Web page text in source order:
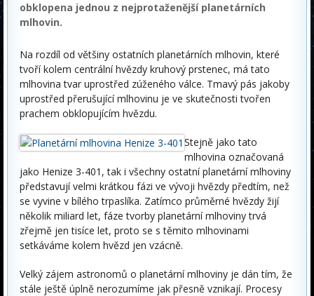
obklopena jednou z nejprotaženější planetárních
mlhovin.
Na rozdíl od většiny ostatních planetárních mlhovin, které
tvoří kolem centrální hvězdy kruhový prstenec, má tato
mlhovina tvar uprostřed zúženého válce. Tmavý pás jakoby
uprostřed přerušující mlhovinu je ve skutečnosti tvořen
prachem obklopujícím hvězdu.
Stejně jako tato
mlhovina označovaná
jako Henize 3-401, tak i všechny ostatní planetární mlhoviny
představují velmi krátkou fázi ve vývoji hvězdy předtím, než
se vyvine v bílého trpaslíka. Zatímco průměrné hvězdy žijí
několik miliard let, fáze tvorby planetární mlhoviny trvá
zřejmě jen tisíce let, proto se s těmito mlhovinami
setkáváme kolem hvězd jen vzácně.
Velký zájem astronomů o planetární mlhoviny je dán tím, že
stále ještě úplně nerozumíme jak přesně vznikají. Procesy